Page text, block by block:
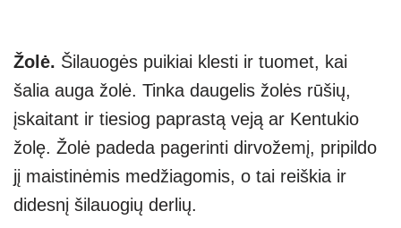
Žolė. Šilauogės puikiai klesti ir tuomet, kai
šalia auga žolė. Tinka daugelis žolės rūšių,
įskaitant ir tiesiog paprastą veją ar Kentukio
žolę. Žolė padeda pagerinti dirvožemį, pripildo
jį maistinėmis medžiagomis, o tai reiškia ir
didesnį šilauogių derlių.